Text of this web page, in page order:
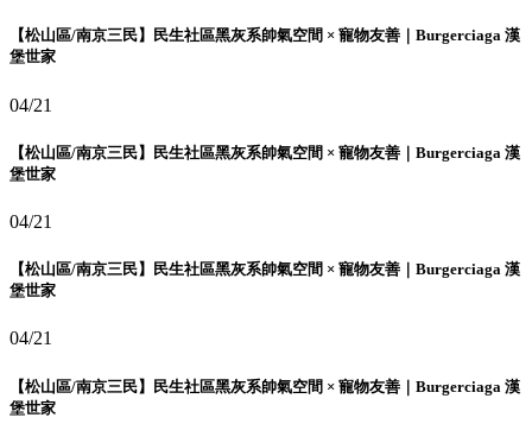
【松山區/南京三民】民生社區黑灰系帥氣空間 × 寵物友善｜Burgerciaga 漢
堡世家
04/21
【松山區/南京三民】民生社區黑灰系帥氣空間 × 寵物友善｜Burgerciaga 漢
堡世家
04/21
【松山區/南京三民】民生社區黑灰系帥氣空間 × 寵物友善｜Burgerciaga 漢
堡世家
04/21
【松山區/南京三民】民生社區黑灰系帥氣空間 × 寵物友善｜Burgerciaga 漢
堡世家